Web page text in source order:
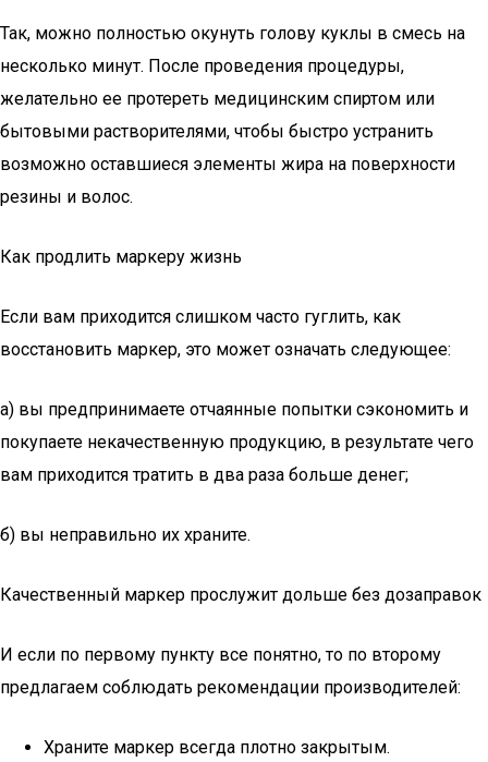
Так, можно полностью окунуть голову куклы в смесь на
несколько минут. После проведения процедуры,
желательно ее протереть медицинским спиртом или
бытовыми растворителями, чтобы быстро устранить
возможно оставшиеся элементы жира на поверхности
резины и волос.
Как продлить маркеру жизнь
Если вам приходится слишком часто гуглить, как
восстановить маркер, это может означать следующее:
а) вы предпринимаете отчаянные попытки сэкономить и
покупаете некачественную продукцию, в результате чего
вам приходится тратить в два раза больше денег;
б) вы неправильно их храните.
Качественный маркер прослужит дольше без дозаправок
И если по первому пункту все понятно, то по второму
предлагаем соблюдать рекомендации производителей:
Храните маркер всегда плотно закрытым.